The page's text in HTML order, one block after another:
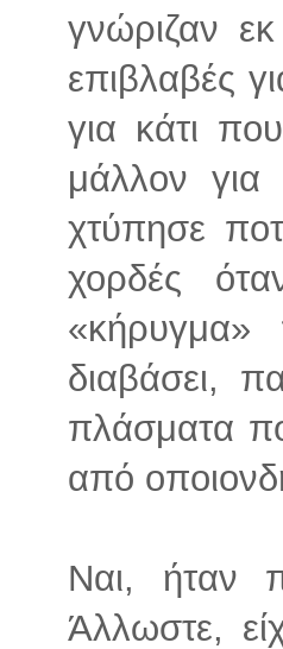
γνώριζαν
επιβλαβές
για κάτι
μάλλον
χτύπησε
χορδές
«κήρυγμα»
διαβάσει,
πλάσματα
από
Ναι, ήταν
Άλλωστε,